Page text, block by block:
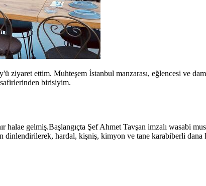
ettim. Muhteşem İstanbul manzarası, eğlencesi ve
birisiyim.
halae gelmiş.Başlangıçta Şef Ahmet Tavşan imzalı wasabi
dinlendirilerek, hardal, kişniş, kimyon ve tane karabiberli dana